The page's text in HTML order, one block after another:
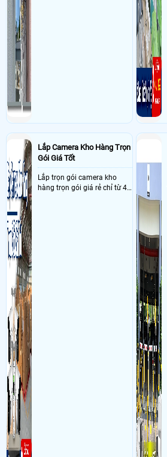
Lắp Camera Kho Hàng Trọn
Gói Giá Tốt
Lắp trọn gói camera kho
hàng trọn gói giá rẻ chỉ từ 4